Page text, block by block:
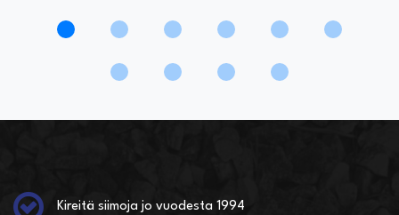
Kireitä siimoja jo vuodesta 1994